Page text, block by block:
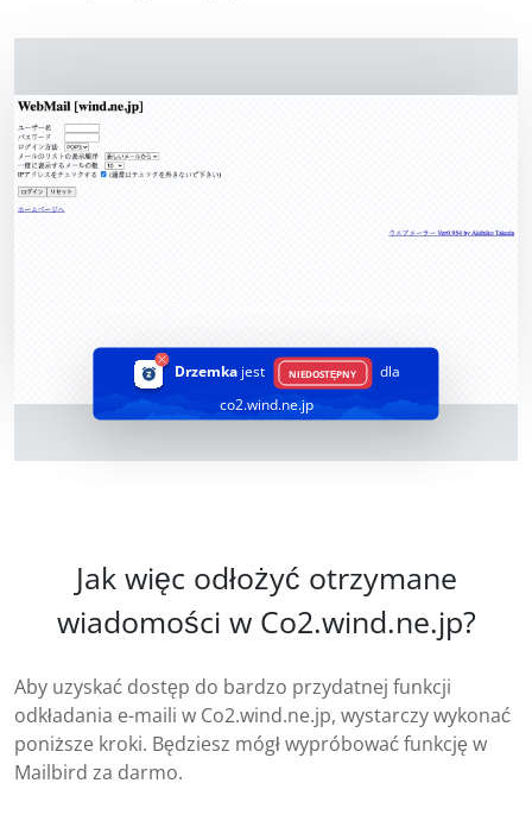
Drzemka jest NIEDOSTĘPNY
dla
co2.wind.ne.jp
Jak więc odłożyć otrzymane
wiadomości w Co2.wind.ne.jp?
Aby uzyskać dostęp do bardzo przydatnej funkcji
odkładania e-maili w Co2.wind.ne.jp, wystarczy wykonać
poniższe kroki. Będziesz mógł wypróbować funkcję w
Mailbird za darmo.